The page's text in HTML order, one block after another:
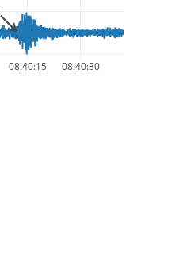
08:40:15 08:40:30